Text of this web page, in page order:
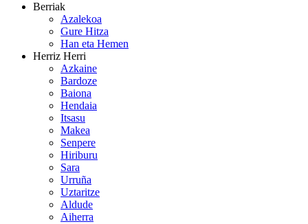
Berriak
Azalekoa
Gure Hitza
Han eta Hemen
Herriz Herri
Azkaine
Bardoze
Baiona
Hendaia
Itsasu
Makea
Senpere
Hiriburu
Sara
Urruña
Uztaritze
Aldude
Aiherra